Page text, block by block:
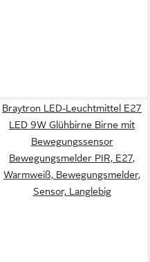
Braytron LED-Leuchtmittel E27
LED 9W Glühbirne Birne mit
Bewegungssensor
Bewegungsmelder PIR, E27,
Warmweiß, Bewegungsmelder,
Sensor, Langlebig